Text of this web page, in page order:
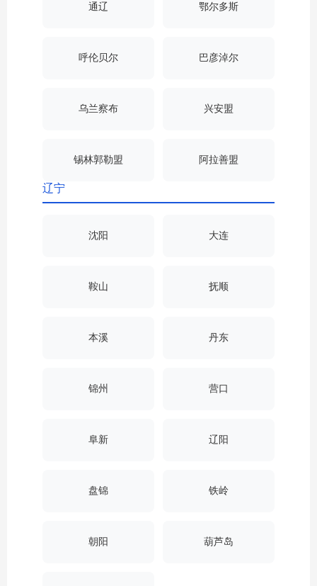
通辽 鄂尔多斯
呼伦贝尔 巴彦淖尔
乌兰察布 兴安盟
锡林郭勒盟 阿拉善盟
辽宁
沈阳 大连
鞍山 抚顺
本溪 丹东
锦州 营口
阜新 辽阳
盘锦 铁岭
朝阳 葫芦岛